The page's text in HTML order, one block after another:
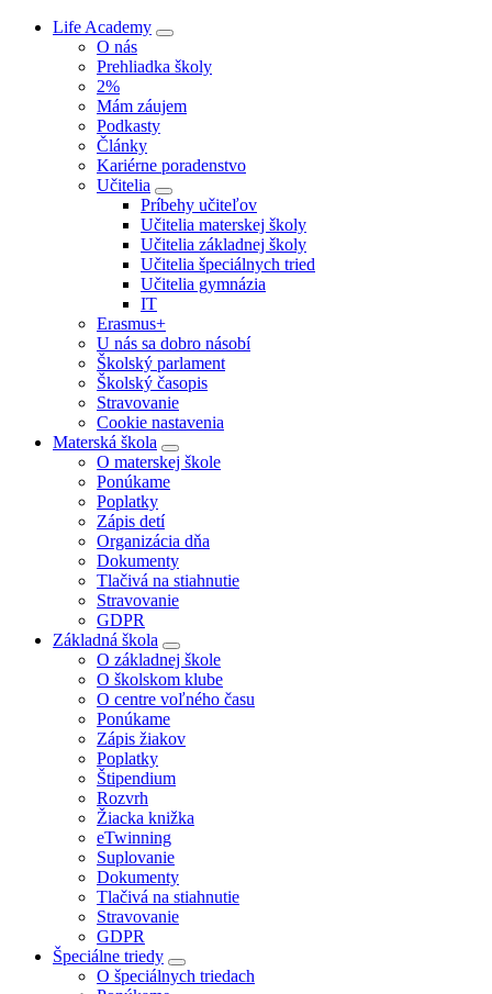
Life Academy
O nás
Prehliadka školy
2%
Mám záujem
Podkasty
Články
Kariérne poradenstvo
Učitelia
Príbehy učiteľov
Učitelia materskej školy
Učitelia základnej školy
Učitelia špeciálnych tried
Učitelia gymnázia
IT
Erasmus+
U nás sa dobro násobí
Školský parlament
Školský časopis
Stravovanie
Cookie nastavenia
Materská škola
O materskej škole
Ponúkame
Poplatky
Zápis detí
Organizácia dňa
Dokumenty
Tlačivá na stiahnutie
Stravovanie
GDPR
Základná škola
O základnej škole
O školskom klube
O centre voľného času
Ponúkame
Zápis žiakov
Poplatky
Štipendium
Rozvrh
Žiacka knižka
eTwinning
Suplovanie
Dokumenty
Tlačivá na stiahnutie
Stravovanie
GDPR
Špeciálne triedy
O špeciálnych triedach